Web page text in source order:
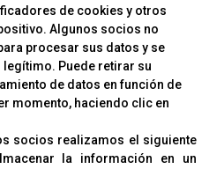
de cookies y otros
Algunos socios no
procesar sus datos y se
Puede retirar su
de datos en función de
momento, haciendo clic en
socios realizamos el siguiente
la información en un